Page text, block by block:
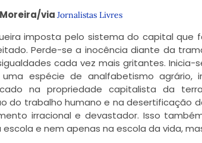
via Jornalistas Livres
imposta pelo sistema do capital que
Perde-se a inocência diante da
cada vez mais gritantes.
espécie de analfabetismo
na propriedade capitalista da
do trabalho humano e na desertificação
irracional e devastador. Isso
e nem apenas na escola da vida,